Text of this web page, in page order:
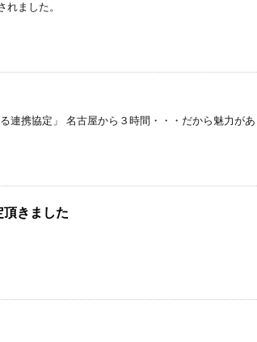
ました。
連携協定」 名古屋から３時間・・・だから魅力
きました